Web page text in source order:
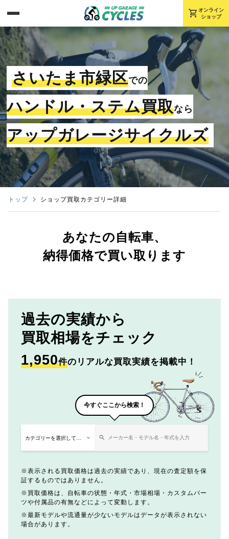
shopping_cart オンライン
ショップ
さいたま市緑区での
ハンドル・ステム買取なら
アップガレージサイクルズ
トップ ショップ買取カテゴリー詳細
あなたの自転車、
納得価格で買い取ります
過去の実績から
買取相場をチェック
1,950件のリアルな買取実績を掲載中！
今すぐここから検索！
表示される買取価格は過去の実績であり、現在の査定額を保
証するものではありません。
買取価格は、自転車の状態・年式・市場相場・カスタムパー
ツや付属品の有無などによって変動します。
最新モデルや流通量が少ないモデルはデータが表示されない
場合があります。